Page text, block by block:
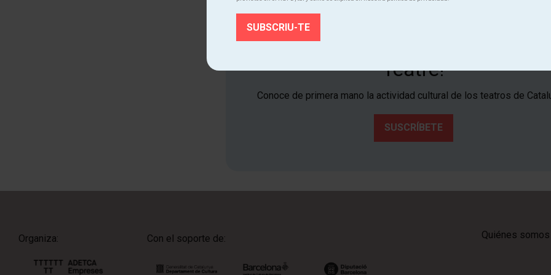
¡Suscríbete al boletín de Tria
Teatre!
Conoce de primera mano la actividad cultural de los teatros de
SUSCRÍBETE
Organiza: Con el soporte de: Quiénes somos